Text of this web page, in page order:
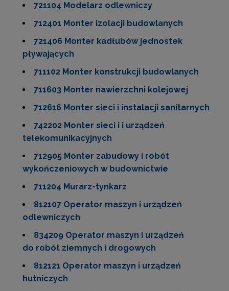
721104 Modelarz odlewniczy
712401 Monter izolacji budowlanych
721406 Monter kadłubów jednostek
pływających
711102 Monter konstrukcji budowlanych
711603 Monter nawierzchni kolejowej
712616 Monter sieci i instalacji sanitarnych
742202 Monter sieci i i urządzeń
telekomunikacyjnych
712905 Monter zabudowy i robót
wykończeniowych w budownictwie
711204 Murarz-tynkarz
812107 Operator maszyn i urządzeń
odlewniczych
834209 Operator maszyn i urządzeń
do robót ziemnych i drogowych
812121 Operator maszyn i urządzeń
hutniczych